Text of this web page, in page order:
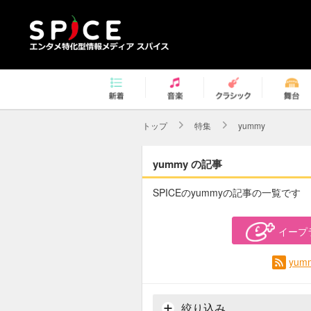
トップ 特集 yummy
yummy の記事
SPICEのyummyの記事の一覧です
イープ